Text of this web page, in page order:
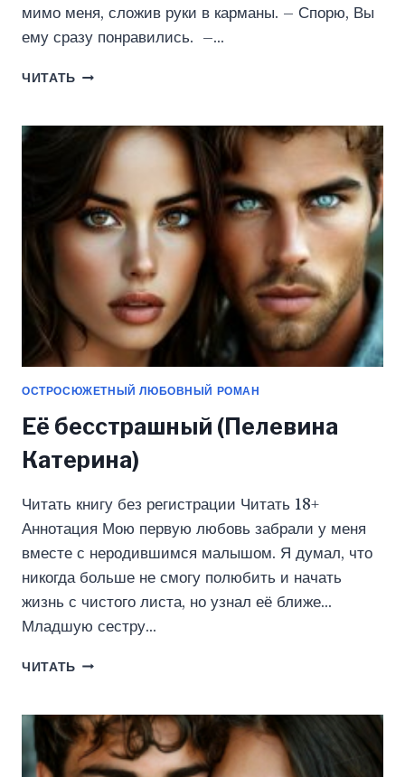
мимо меня, сложив руки в карманы. – Спорю, Вы
ему сразу понравились. –…
ЧИТАТЬ Я
НЕГО
ЗАБЕРУ
(ПЕЛЕВИНА
КАТЕРИНА)
ОСТРОСЮЖЕТНЫЙ ЛЮБОВНЫЙ РОМАН
Её бесстрашный (Пелевина
Катерина)
Читать книгу без регистрации Читать 18+
Аннотация Мою первую любовь забрали у меня
вместе с неродившимся малышом. Я думал, что
никогда больше не смогу полюбить и начать
жизнь с чистого листа, но узнал её ближе…
Младшую сестру…
ЧИТАТЬ ЕЁ
КАТЕРИНА)